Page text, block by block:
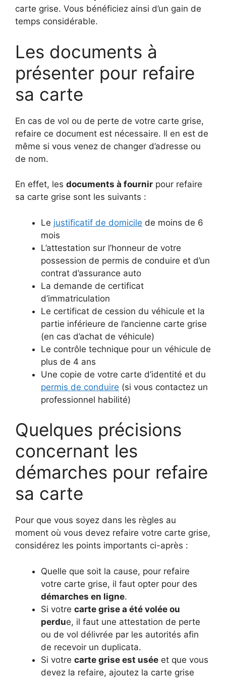
carte grise. Vous bénéficiez ainsi d’un gain de
temps considérable.
Les documents à
présenter pour refaire
sa carte
En cas de vol ou de perte de votre carte grise,
refaire ce document est nécessaire. Il en est de
même si vous venez de changer d’adresse ou
de nom.
En effet, les documents à fournir pour refaire
sa carte grise sont les suivants :
Le justificatif de domicile de moins de 6
mois
L’attestation sur l’honneur de votre
possession de permis de conduire et d’un
contrat d’assurance auto
La demande de certificat
d’immatriculation
Le certificat de cession du véhicule et la
partie inférieure de l’ancienne carte grise
(en cas d’achat de véhicule)
Le contrôle technique pour un véhicule de
plus de 4 ans
Une copie de votre carte d’identité et du
permis de conduire (si vous contactez un
professionnel habilité)
Quelques précisions
concernant les
démarches pour refaire
sa carte
Pour que vous soyez dans les règles au
moment où vous devez refaire votre carte grise,
considérez les points importants ci-après :
Quelle que soit la cause, pour refaire
votre carte grise, il faut opter pour des
démarches en ligne.
Si votre carte grise a été volée ou
perdue, il faut une attestation de perte
ou de vol délivrée par les autorités afin
de recevoir un duplicata.
Si votre carte grise est usée et que vous
devez la refaire, ajoutez la carte grise